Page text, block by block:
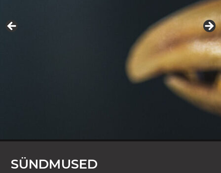
SÜNDMUSED